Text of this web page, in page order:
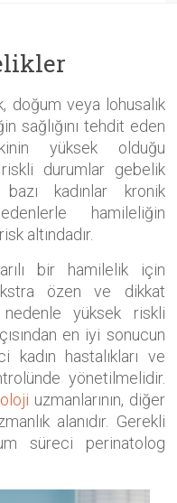
doğum veya lohusalık
sağlığını tehdit eden
yüksek olduğu
riskli durumlar gebelik
kadınlar kronik
hamileliğin
altındadır.
bir hamilelik için
özen ve dikkat
yüksek riskli
en iyi sonucun
kadın hastalıkları ve
yönetilmelidir.
uzmanlarının, diğer
alanıdır. Gerekli
süreci perinatolog